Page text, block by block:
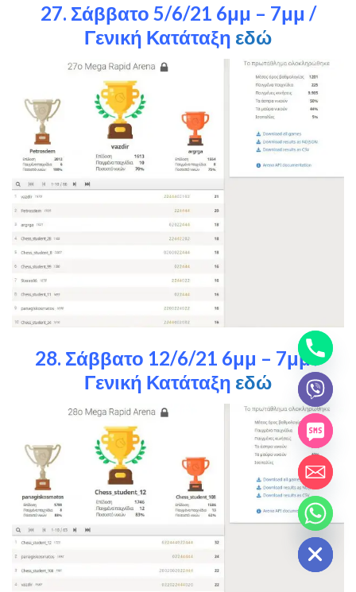
27. Σάββατο 5/6/21 6μμ – 7μμ /
Γενική Κατάταξη εδώ
28. Σάββατο 12/6/21 6μμ – 7μμ /
Γενική Κατάταξη εδώ
Hide
chaty